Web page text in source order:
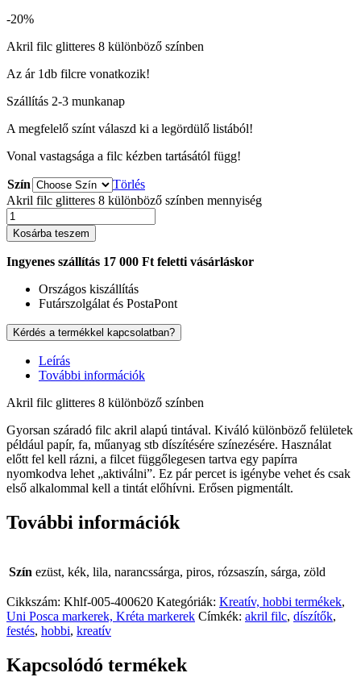
-20%
Akril filc glitteres 8 különböző színben
Az ár 1db filcre vonatkozik!
Szállítás 2-3 munkanap
A megfelelő színt válaszd ki a legördülő listából!
Vonal vastagsága a filc kézben tartásától függ!
Szín
Törlés
Akril filc glitteres 8 különböző színben mennyiség
Kosárba teszem
Ingyenes szállítás 17 000 Ft feletti vásárláskor
Országos kiszállítás
Futárszolgálat és PostaPont
Kérdés a termékkel kapcsolatban?
Leírás
További információk
Akril filc glitteres 8 különböző színben
Gyorsan száradó filc akril alapú tintával. Kiváló különböző felületek
például papír, fa, műanyag stb díszítésére színezésére. Használat
előtt fel kell rázni, a filcet függőlegesen tartva egy papírra
nyomkodva lehet „aktiválni”. Ez pár percet is igénybe vehet és csak
első alkalommal kell a tintát előhívni. Erősen pigmentált.
További információk
Szín ezüst, kék, lila, narancssárga, piros, rózsaszín, sárga, zöld
Cikkszám: Khlf-005-400620 Kategóriák: Kreatív, hobbi termékek,
Uni Posca markerek, Kréta markerek Címkék: akril filc, díszítők,
festés, hobbi, kreatív
Kapcsolódó termékek